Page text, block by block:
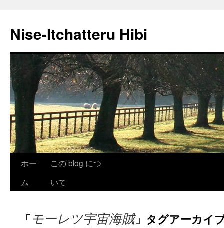
Nise-Itchatteru Hibi
ホー
ム
この blog につ
いて
「モーレツ宇宙海賊」タグアーカイ